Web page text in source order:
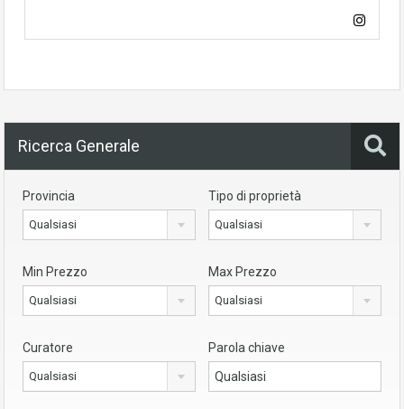
Ricerca Generale
Provincia
Qualsiasi
Tipo di proprietà
Qualsiasi
Min Prezzo
Qualsiasi
Max Prezzo
Qualsiasi
Curatore
Qualsiasi
Parola chiave